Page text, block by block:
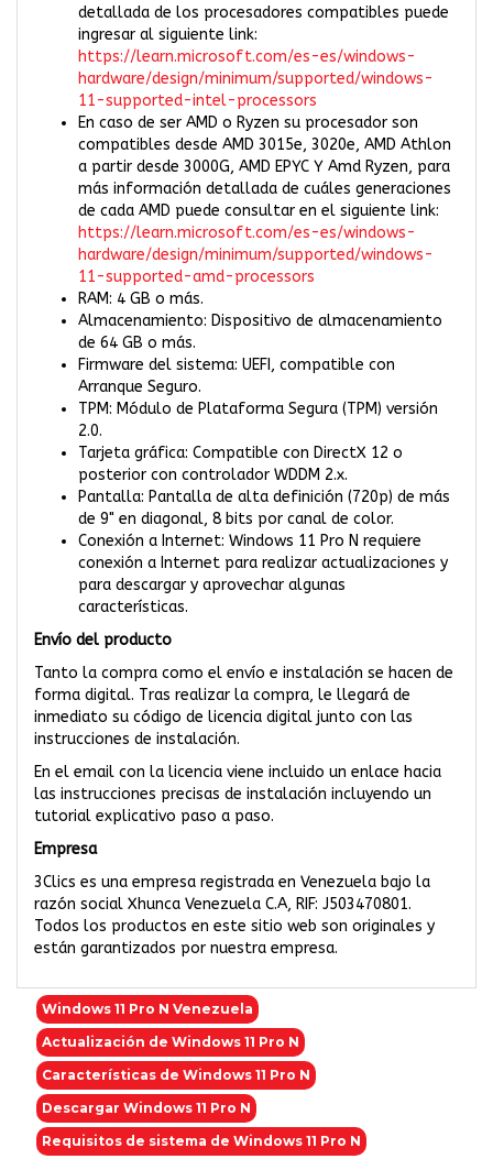
detallada de los procesadores compatibles puede
ingresar al siguiente link:
https://learn.microsoft.com/es-es/windows-
hardware/design/minimum/supported/windows-
11-supported-intel-processors
En caso de ser AMD o Ryzen su procesador son
compatibles desde AMD 3015e, 3020e, AMD Athlon
a partir desde 3000G, AMD EPYC Y Amd Ryzen, para
más información detallada de cuáles generaciones
de cada AMD puede consultar en el siguiente link:
https://learn.microsoft.com/es-es/windows-
hardware/design/minimum/supported/windows-
11-supported-amd-processors
RAM: 4 GB o más.
Almacenamiento: Dispositivo de almacenamiento
de 64 GB o más.
Firmware del sistema: UEFI, compatible con
Arranque Seguro.
TPM: Módulo de Plataforma Segura (TPM) versión
2.0.
Tarjeta gráfica: Compatible con DirectX 12 o
posterior con controlador WDDM 2.x.
Pantalla: Pantalla de alta definición (720p) de más
de 9" en diagonal, 8 bits por canal de color.
Conexión a Internet: Windows 11 Pro N requiere
conexión a Internet para realizar actualizaciones y
para descargar y aprovechar algunas
características.
Envío del producto
Tanto la compra como el envío e instalación se hacen de
forma digital. Tras realizar la compra, le llegará de
inmediato su código de licencia digital junto con las
instrucciones de instalación.
En el email con la licencia viene incluido un enlace hacia
las instrucciones precisas de instalación incluyendo un
tutorial explicativo paso a paso.
Empresa
3Clics es una empresa registrada en Venezuela bajo la
razón social Xhunca Venezuela C.A, RIF: J503470801.
Todos los productos en este sitio web son originales y
están garantizados por nuestra empresa.
Windows 11 Pro N Venezuela
Actualización de Windows 11 Pro N
Características de Windows 11 Pro N
Descargar Windows 11 Pro N
Requisitos de sistema de Windows 11 Pro N